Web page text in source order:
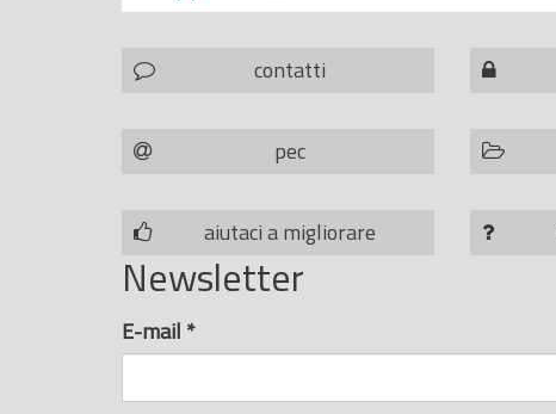
contatti
pec
aiutaci a migliorare
Newsletter
E-mail *